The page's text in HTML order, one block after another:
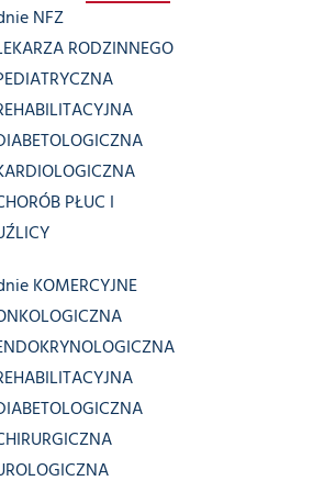
NFZ
RODZINNEGO
PŁUC I
KOMERCYJNE